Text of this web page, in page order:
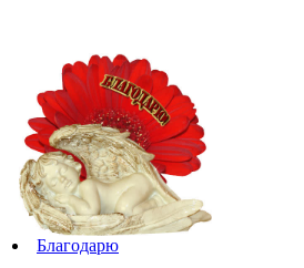
Благодарю